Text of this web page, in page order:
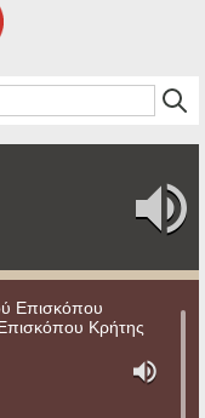
Επισκόπου
Κρήτης